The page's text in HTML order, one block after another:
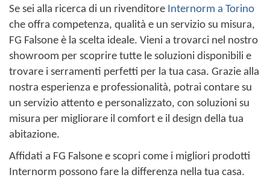
Se sei alla ricerca di un rivenditore Internorm a Torino
che offra competenza, qualità e un servizio su misura,
FG Falsone è la scelta ideale. Vieni a trovarci nel nostro
showroom per scoprire tutte le soluzioni disponibili e
trovare i serramenti perfetti per la tua casa. Grazie alla
nostra esperienza e professionalità, potrai contare su
un servizio attento e personalizzato, con soluzioni su
misura per migliorare il comfort e il design della tua
abitazione.
Affidati a FG Falsone e scopri come i migliori prodotti
Internorm possono fare la differenza nella tua casa.